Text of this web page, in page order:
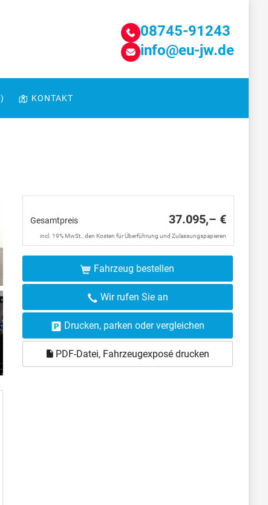
08745-91243
info@eu-jw.de
) KONTAKT
Gesamtpreis 37.095,– €
incl. 19% MwSt., den Kosten für Überführung und Zulassungspapieren
Fahrzeug bestellen
Wir rufen Sie an
Drucken, parken oder vergleichen
PDF-Datei, Fahrzeugexposé drucken